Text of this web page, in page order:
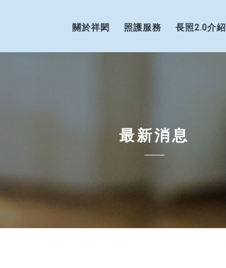
關於祥閎 照護服務 長照2.0介紹
最新消息